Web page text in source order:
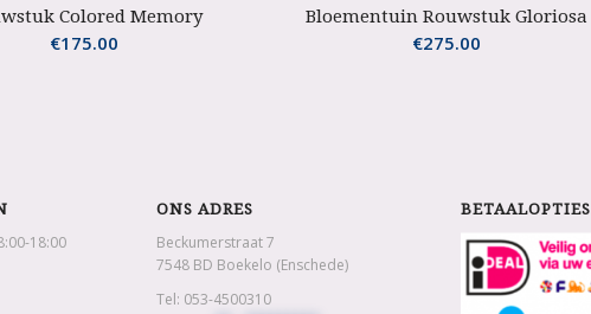
Colored Memory
€175.00
Bloementuin Rouwstuk Gloriosa
€275.00
18:00
ONS ADRES
Beckumerstraat 7
7548 BD Boekelo (Enschede)
Tel: 053-4500310
BETAALOPTIES